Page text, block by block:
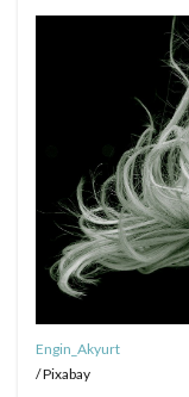
Engin_Akyurt
/ Pixabay